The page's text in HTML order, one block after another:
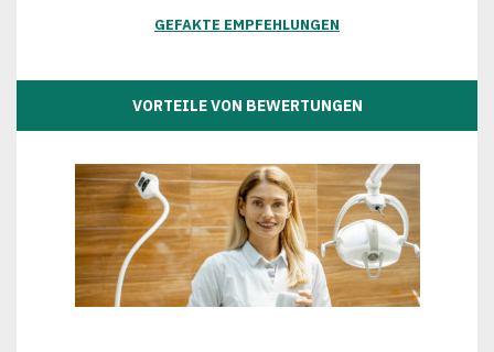
GEFAKTE EMPFEHLUNGEN
VORTEILE VON BEWERTUNGEN